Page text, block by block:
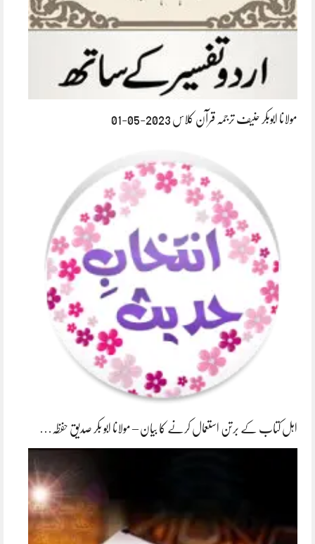
مولانا ابوبکر حنیف ترجمہ قرآن کلاس 2023-05-01
اہل کتاب کے برتن استعمال کرنے کا بیان – مولانا ابو بکر صدیق حفظہ…